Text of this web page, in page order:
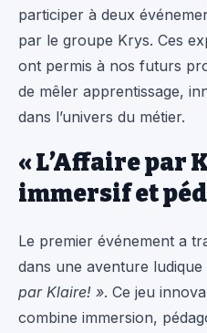
participer à deux
par le groupe Krys. Ces
ont permis à nos futurs
de mêler apprentissage,
dans l’univers du métier.
« L’Affaire par
immersif et
Le premier événement a
dans une aventure ludique
par Klaire! ». Ce jeu
combine immersion,